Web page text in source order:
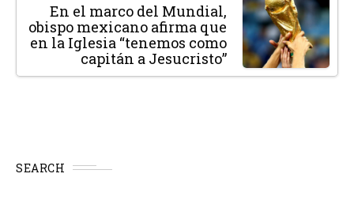
En el marco del Mundial,
obispo mexicano afirma que
en la Iglesia “tenemos como
capitán a Jesucristo”
SEARCH